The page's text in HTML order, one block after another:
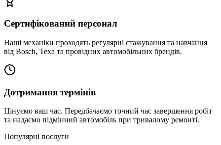
Сертифікований персонал
Наші механіки проходять регулярні стажування та навчання
від Bosch, Texa та провідних автомобільних брендів.
Дотримання термінів
Цінуємо ваш час. Передбачаємо точний час завершення робіт
та надаємо підмінний автомобіль при тривалому ремонті.
Популярні послуги